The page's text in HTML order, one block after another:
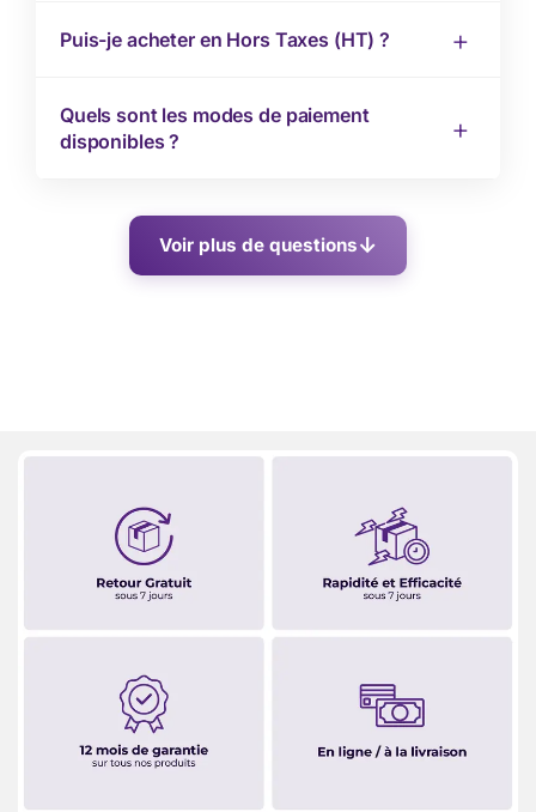
Puis-je acheter en Hors Taxes (HT) ?
Quels sont les modes de paiement
disponibles ?
Voir plus de questions